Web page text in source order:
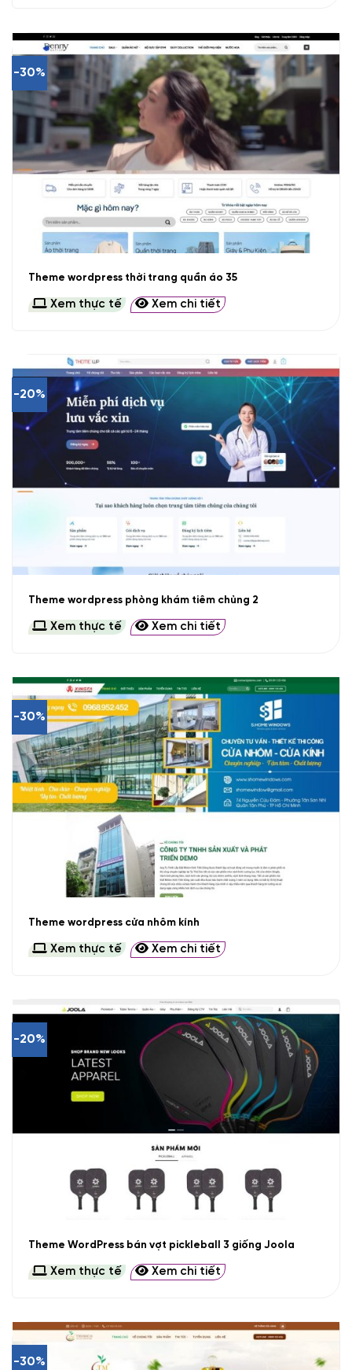
-30%
Theme wordpress thời trang quần áo 35
Xem thực tế Xem chi tiết
-20%
Theme wordpress phòng khám tiêm chủng 2
Xem thực tế Xem chi tiết
-30%
Theme wordpress cửa nhôm kính
Xem thực tế Xem chi tiết
-20%
Theme WordPress bán vợt pickleball 3 giống Joola
Xem thực tế Xem chi tiết
-30%